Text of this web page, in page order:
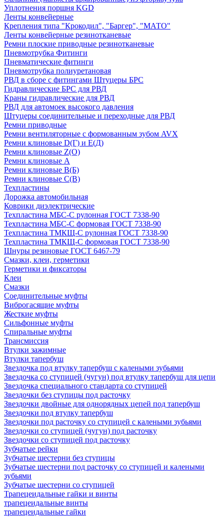
Уплотнения поршня KGD
Ленты конвейерные
Крепления типа "Крокодил", "Баргер", "МАТО"
Ленты конвейерные резинотканевые
Ремни плоские приводные резинотканевые
Пневмотрубка Фитинги
Пневматические фитинги
Пневмотрубка полиуретановая
РВД в сборе с фитингами Штуцеры БРС
Гидравлические БРС для РВД
Краны гидравлические для РВД
РВД для автомоек высокого давления
Штуцеры соединительные и переходные для РВД
Ремни приводные
Ремни вентиляторные с формованным зубом AVX
Ремни клиновые D(Г) и Е(Д)
Ремни клиновые Z(О)
Ремни клиновые А
Ремни клиновые В(Б)
Ремни клиновые С(В)
Техпластины
Дорожка автомобильная
Коврики диэлектрические
Техпластина МБС-С рулонная ГОСТ 7338-90
Техпластина МБС-С формовая ГОСТ 7338-90
Техпластина ТМКЩ-С рулонная ГОСТ 7338-90
Техпластина ТМКЩ-С формовая ГОСТ 7338-90
Шнуры резиновые ГОСТ 6467-79
Смазки, клеи, герметики
Герметики и фиксаторы
Клеи
Смазки
Соединительные муфты
Виброгасящие муфты
Жесткие муфты
Сильфонные муфты
Спиральные муфты
Трансмиссия
Втулки зажимные
Втулки тапербуш
Звездочка под втулку тапербуш c калеными зубьями
Звездочка со ступицей (чугун) под втулку тапербуш для цепи
Звездочка специального стандарта со ступицей
Звездочки без ступицы под расточку
Звездочки двойные для однорядных цепей под тапербуш
Звездочки под втулку тапербуш
Звездочки под расточку со ступицей с калеными зубьями
Звездочки со ступицей (чугун) под расточку
Звездочки со ступицей под расточку
Зубчатые рейки
Зубчатые шестерни без ступицы
Зубчатые шестерни под расточку со ступицей и калеными
зубьями
Зубчатые шестерни со ступицей
Трапецеидальные гайки и винты
трапецеидальные винты
трапецеидальные гайки